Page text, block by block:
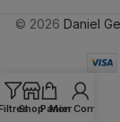
© 2026 Daniel
ShopPanier
Mon Compte